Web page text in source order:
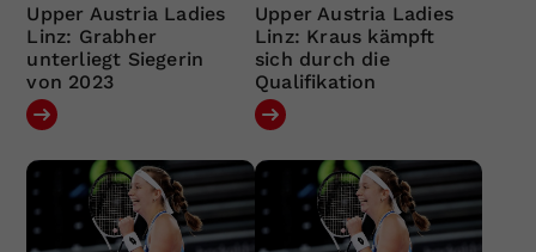
Upper Austria Ladies
Linz: Grabher
unterliegt Siegerin
von 2023
Upper Austria Ladies
Linz: Kraus kämpft
sich durch die
Qualifikation